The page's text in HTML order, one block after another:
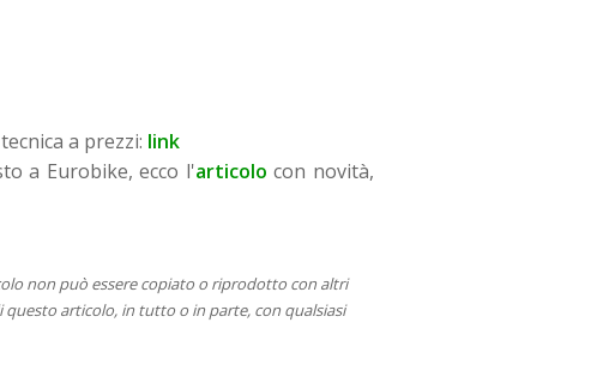
a prezzi: link
a Eurobike, ecco l'articolo con novità,
non può essere copiato o riprodotto con altri
questo articolo, in tutto o in parte, con qualsiasi